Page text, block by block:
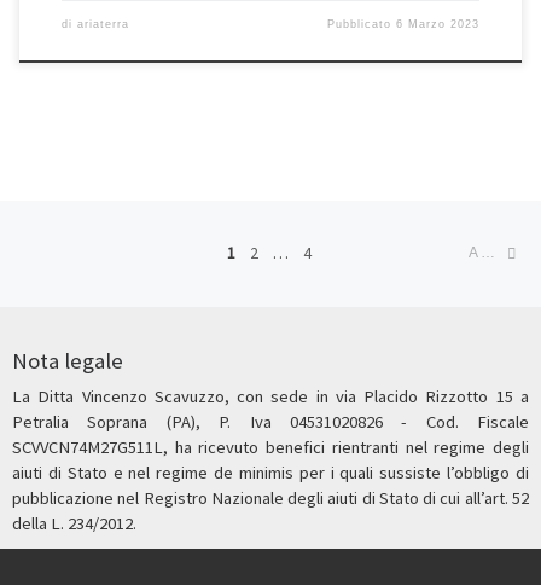
di ariaterra Pubblicato6 Marzo 2023
1 2 … 4 ARTICOLI MENO RECENTI
Nota legale
La Ditta Vincenzo Scavuzzo, con sede in via Placido Rizzotto 15 a
Petralia Soprana (PA), P. Iva 04531020826 - Cod. Fiscale
SCVVCN74M27G511L, ha ricevuto benefici rientranti nel regime degli
aiuti di Stato e nel regime de minimis per i quali sussiste l’obbligo di
pubblicazione nel Registro Nazionale degli aiuti di Stato di cui all’art. 52
della L. 234/2012.